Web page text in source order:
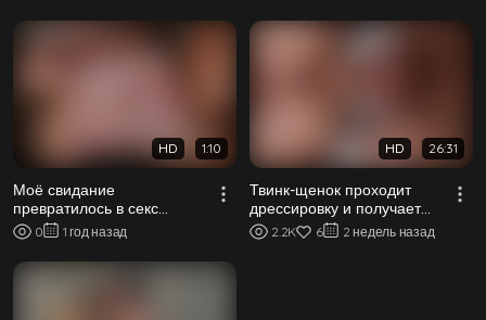
HD 1:10
Моё свидание
превратилось в секс
втроём с отчимом!
0 1 год назад
HD 26:31
Твинк-щенок проходит
дрессировку и получает
заряд без резинки от
лучшего друга в м...
2.2K 6 2 недель назад